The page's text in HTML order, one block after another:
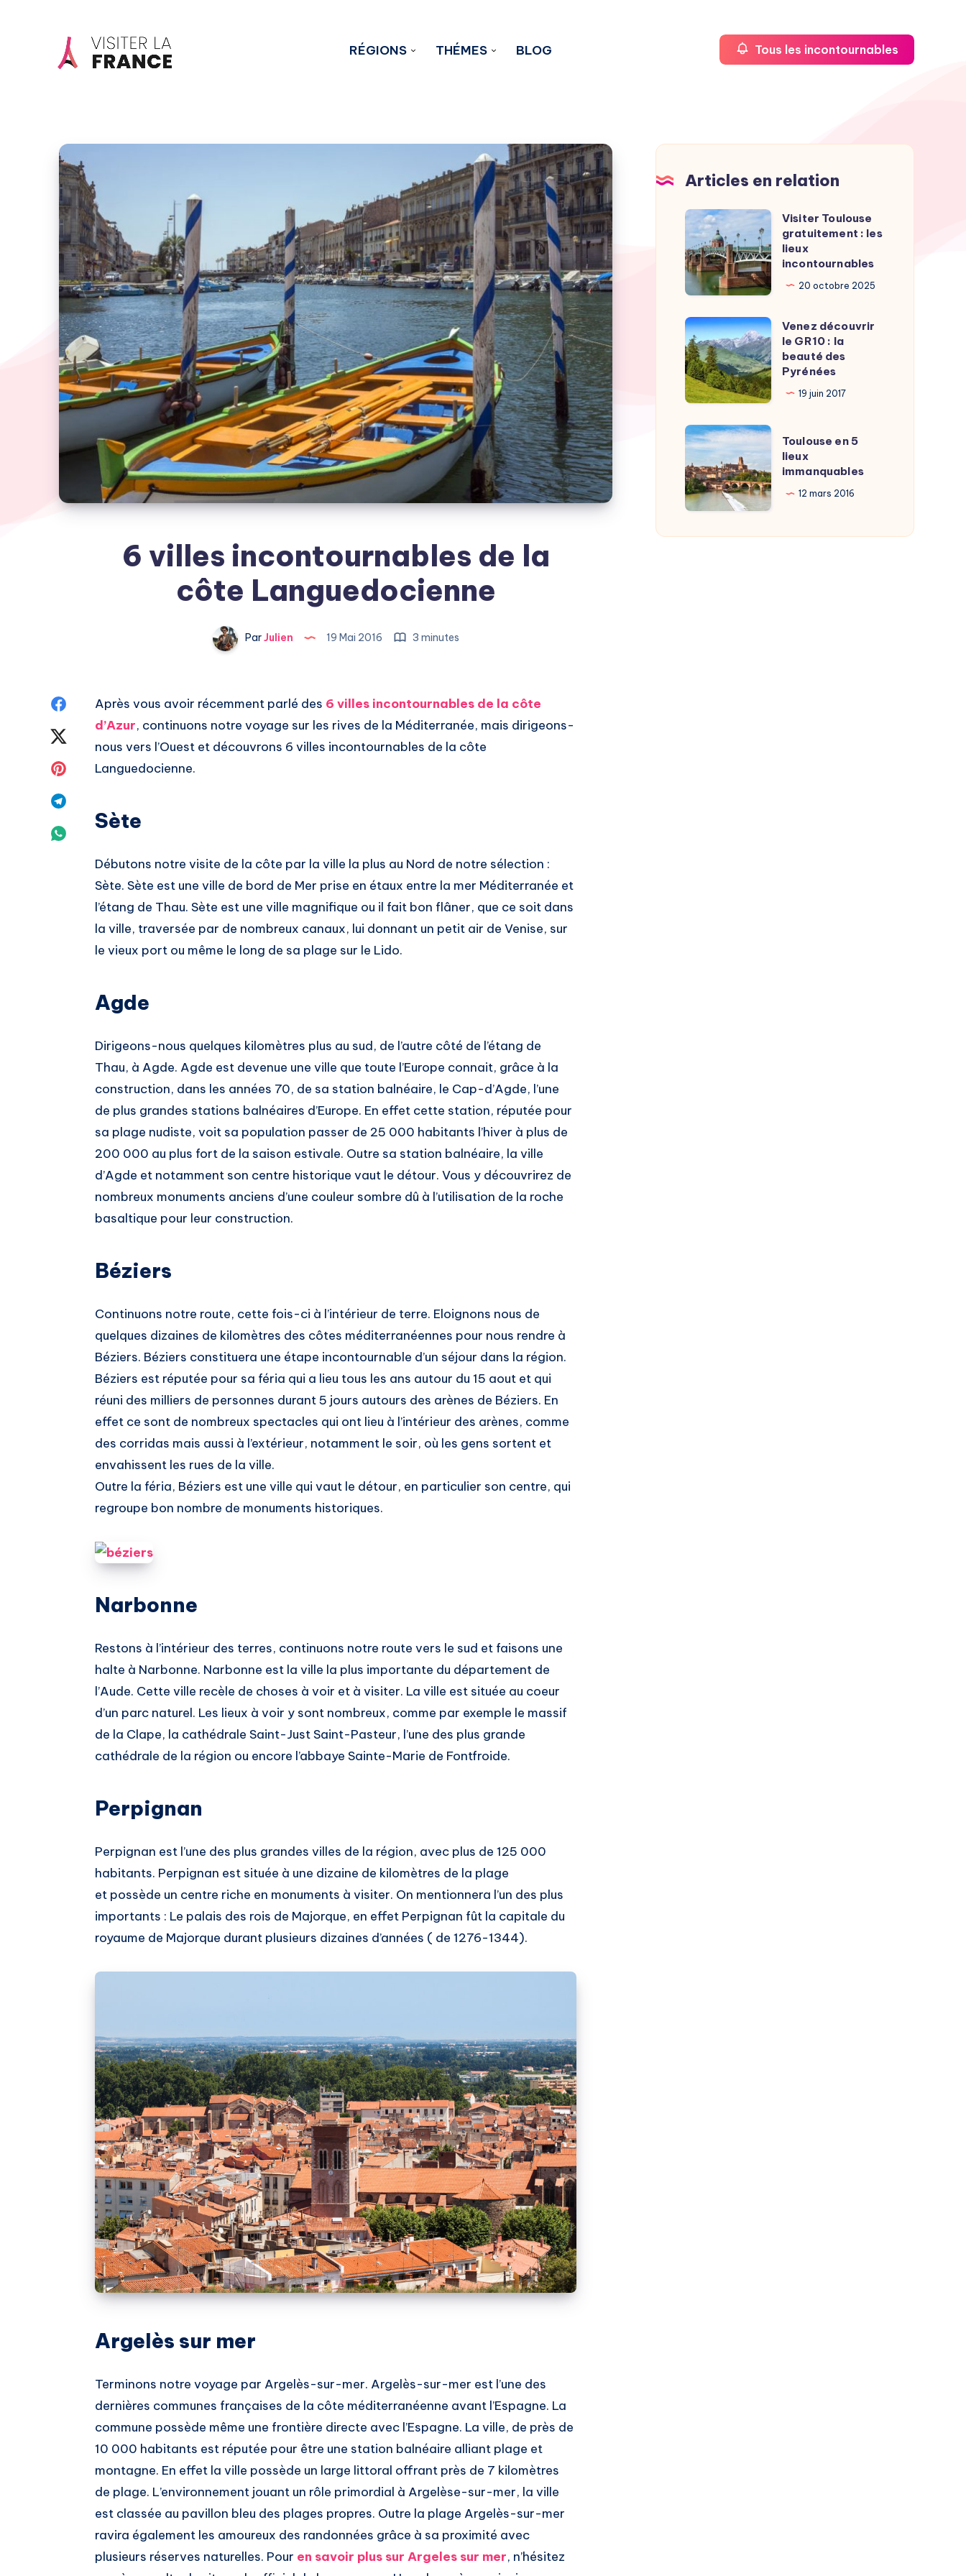
RÉGIONS THÉMES BLOG Tous les incontournables
6 villes incontournables de la
côte Languedocienne
ParJulien 19 Mai 2016 3 minutes
Share
Facebook
Share
Pinterest
Telegram
Share
Whatsapp
Après vous avoir récemment parlé des 6 villes incontournables de la côte
d’Azur, continuons notre voyage sur les rives de la Méditerranée, mais dirigeons-
nous vers l’Ouest et découvrons 6 villes incontournables de la côte
Languedocienne.
Sète
Débutons notre visite de la côte par la ville la plus au Nord de notre sélection :
Sète. Sète est une ville de bord de Mer prise en étaux entre la mer Méditerranée et
l’étang de Thau. Sète est une ville magnifique ou il fait bon flâner, que ce soit dans
la ville, traversée par de nombreux canaux, lui donnant un petit air de Venise, sur
le vieux port ou même le long de sa plage sur le Lido.
Agde
Dirigeons-nous quelques kilomètres plus au sud, de l’autre côté de l’étang de
Thau, à Agde. Agde est devenue une ville que toute l’Europe connait, grâce à la
construction, dans les années 70, de sa station balnéaire, le Cap-d’Agde, l’une
de plus grandes stations balnéaires d’Europe. En effet cette station, réputée pour
sa plage nudiste, voit sa population passer de 25 000 habitants l’hiver à plus de
200 000 au plus fort de la saison estivale. Outre sa station balnéaire, la ville
d’Agde et notamment son centre historique vaut le détour. Vous y découvrirez de
nombreux monuments anciens d’une couleur sombre dû à l’utilisation de la roche
basaltique pour leur construction.
Béziers
Continuons notre route, cette fois-ci à l’intérieur de terre. Eloignons nous de
quelques dizaines de kilomètres des côtes méditerranéennes pour nous rendre à
Béziers. Béziers constituera une étape incontournable d’un séjour dans la région.
Béziers est réputée pour sa féria qui a lieu tous les ans autour du 15 aout et qui
réuni des milliers de personnes durant 5 jours autours des arènes de Béziers. En
effet ce sont de nombreux spectacles qui ont lieu à l’intérieur des arènes, comme
des corridas mais aussi à l’extérieur, notamment le soir, où les gens sortent et
envahissent les rues de la ville.
Outre la féria, Béziers est une ville qui vaut le détour, en particulier son centre, qui
regroupe bon nombre de monuments historiques.
Narbonne
Restons à l’intérieur des terres, continuons notre route vers le sud et faisons une
halte à Narbonne. Narbonne est la ville la plus importante du département de
l’Aude. Cette ville recèle de choses à voir et à visiter. La ville est située au coeur
d’un parc naturel. Les lieux à voir y sont nombreux, comme par exemple le massif
de la Clape, la cathédrale Saint-Just Saint-Pasteur, l’une des plus grande
cathédrale de la région ou encore l’abbaye Sainte-Marie de Fontfroide.
Perpignan
Perpignan est l’une des plus grandes villes de la région, avec plus de 125 000
habitants. Perpignan est située à une dizaine de kilomètres de la plage
et possède un centre riche en monuments à visiter. On mentionnera l’un des plus
importants : Le palais des rois de Majorque, en effet Perpignan fût la capitale du
royaume de Majorque durant plusieurs dizaines d’années ( de 1276-1344).
Argelès sur mer
Terminons notre voyage par Argelès-sur-mer. Argelès-sur-mer est l’une des
dernières communes françaises de la côte méditerranéenne avant l’Espagne. La
commune possède même une frontière directe avec l’Espagne. La ville, de près de
10 000 habitants est réputée pour être une station balnéaire alliant plage et
montagne. En effet la ville possède un large littoral offrant près de 7 kilomètres
de plage. L’environnement jouant un rôle primordial à Argelèse-sur-mer, la ville
est classée au pavillon bleu des plages propres. Outre la plage Argelès-sur-mer
ravira également les amoureux des randonnées grâce à sa proximité avec
plusieurs réserves naturelles. Pour en savoir plus sur Argeles sur mer, n’hésitez
Articles en relation
Visiter
Toulouse
gratuitement
les
lieux
incontournables
Visiter Toulouse
gratuitement : les
lieux
incontournables
20 octobre 2025
Venez
découvrir
le
GR10 :
la
beauté
des
Pyrénées
Venez découvrir
le GR10 : la
beauté des
Pyrénées
19 juin 2017
Toulouse
5
lieux
immanquables
Toulouse en 5
lieux
immanquables
12 mars 2016